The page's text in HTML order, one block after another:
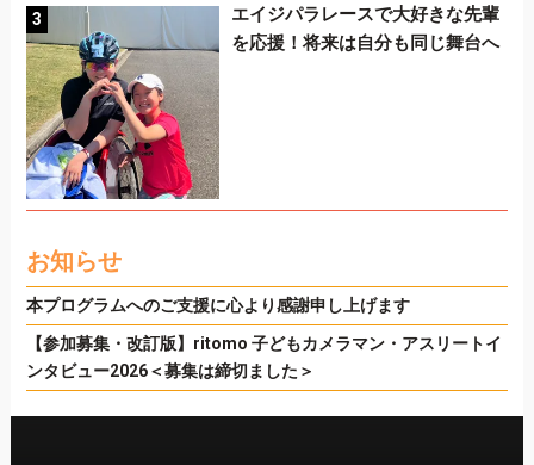
エイジパラレースで大好きな先輩
を応援！将来は自分も同じ舞台へ
お知らせ
本プログラムへのご支援に心より感謝申し上げます
【参加募集・改訂版】ritomo 子どもカメラマン・アスリートイ
ンタビュー2026＜募集は締切ました＞